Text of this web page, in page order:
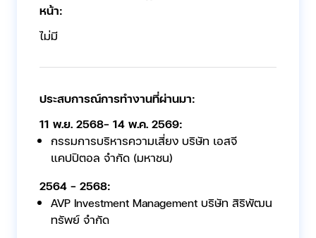
หน้า:
ไม่มี
ประสบการณ์การทำงานที่ผ่านมา:
11 พ.ย. 2568- 14 พ.ค. 2569:
กรรมการบริหารความเสี่ยง บริษัท เอสจี
แคปปิตอล จำกัด (มหาชน)
2564 - 2568:
AVP Investment Management บริษัท สิริพัฒน
ทรัพย์ จำกัด